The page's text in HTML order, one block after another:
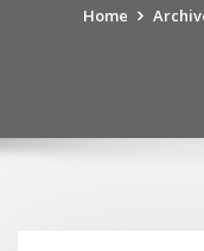
Home